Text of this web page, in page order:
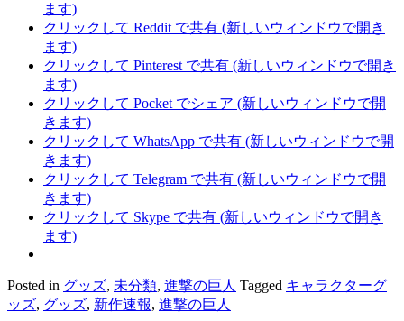
ます)
クリックして Reddit で共有 (新しいウィンドウで開き
ます)
クリックして Pinterest で共有 (新しいウィンドウで開き
ます)
クリックして Pocket でシェア (新しいウィンドウで開
きます)
クリックして WhatsApp で共有 (新しいウィンドウで開
きます)
クリックして Telegram で共有 (新しいウィンドウで開
きます)
クリックして Skype で共有 (新しいウィンドウで開き
ます)
Posted in グッズ, 未分類, 進撃の巨人 Tagged キャラクターグ
ッズ, グッズ, 新作速報, 進撃の巨人